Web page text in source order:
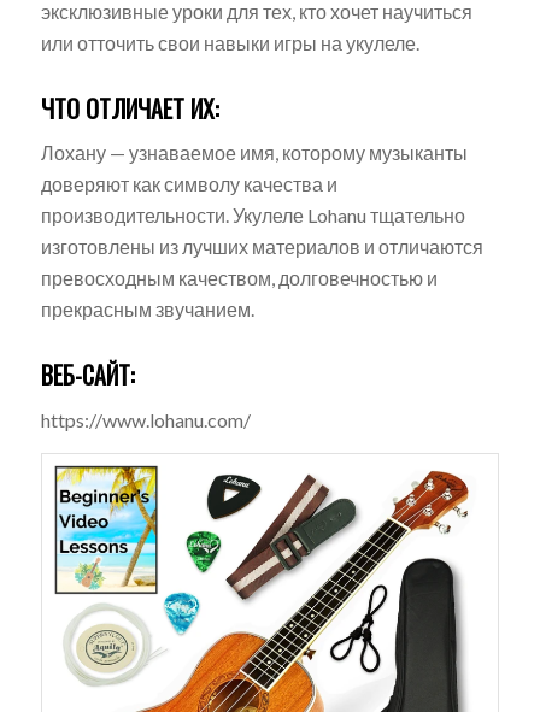
эксклюзивные уроки для тех, кто хочет научиться
или отточить свои навыки игры на укулеле.
ЧТО ОТЛИЧАЕТ ИХ:
Лохану — узнаваемое имя, которому музыканты
доверяют как символу качества и
производительности. Укулеле Lohanu тщательно
изготовлены из лучших материалов и отличаются
превосходным качеством, долговечностью и
прекрасным звучанием.
ВЕБ-САЙТ:
https://www.lohanu.com/